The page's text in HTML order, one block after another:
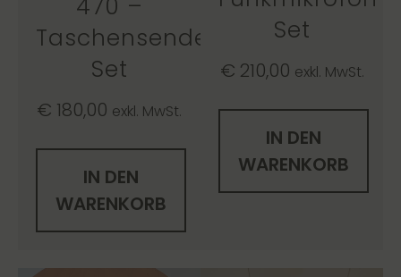
470 –
Taschensender
Set
€ 180,00 exkl. MwSt.
IN DEN
WARENKORB
Set
€ 210,00 exkl. MwSt.
IN DEN
WARENKORB